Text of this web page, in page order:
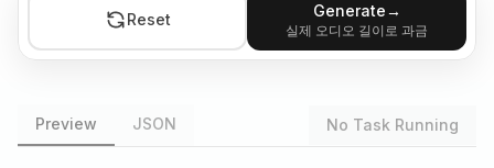
Reset Generate→
실제 오디오 길이로 과금
Preview JSON No Task Running